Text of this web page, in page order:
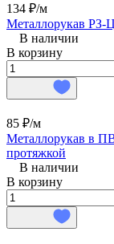
134 ₽/м
Металлорукав
В наличии
В корзину
85 ₽/м
Металлорукав в
протяжкой
В наличии
В корзину